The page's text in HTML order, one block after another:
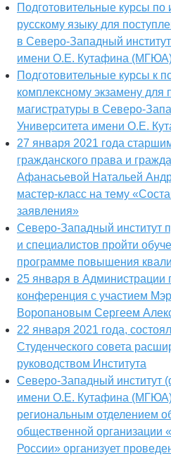
Подготовительные курсы
русскому языку для
в Северо-Западный
имени О.Е. Кутафина
Подготовительные курсы к
комплексному экзамену
магистратуры в Северо-
Университета имени О.Е.
27 января 2021 года
гражданского права и
Афанасьевой Натальей
мастер-класс на тему
заявления»
Северо-Западный институт
и специалистов пройти
программе повышения
25 января в Администрации
конференция с участием
Воропановым Сергеем
22 января 2021 года,
Студенческого совета
руководством Института
Северо-Западный институт
имени О.Е. Кутафина (МГЮА)
региональным отделением
общественной организации
России» организует